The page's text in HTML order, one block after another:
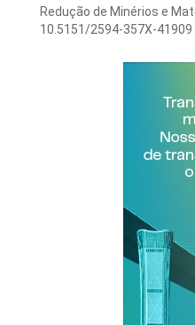
Redução de Minérios e
10.5151/2594-357X-41909